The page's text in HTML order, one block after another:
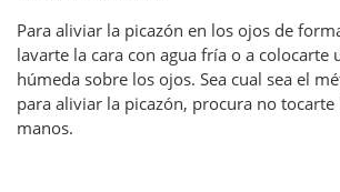
Para aliviar la picazón en los ojos de
lavarte la cara con agua fría o a colocarte
húmeda sobre los ojos. Sea cual sea el
para aliviar la picazón, procura no tocarte
manos.